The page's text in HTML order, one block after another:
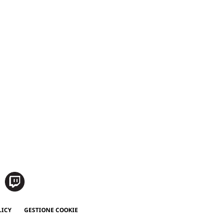
GESTIONE COOKIE